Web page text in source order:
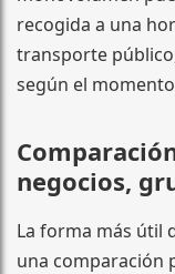
recogida a una
transporte
según el
negocios,
La forma más útil
una comparación